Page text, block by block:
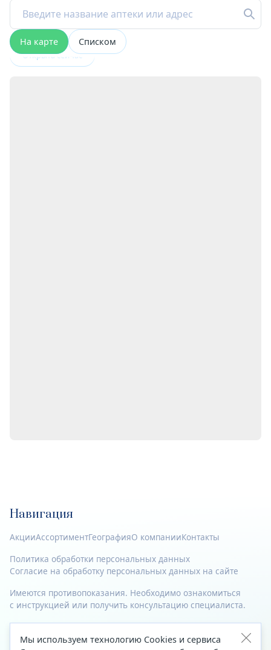
На карте Списком
Открыта сейчас
Навигация
АкцииАссортиментГеографияО компанииКонтакты
Политика обработки персональных данных
Согласие на обработку персональных данных на сайте
Имеются противопоказания. Необходимо ознакомиться
с инструкцией или получить консультацию специалиста.
© 2023—2026 Все права защищены.
Мы используем технологию Cookies и сервиса